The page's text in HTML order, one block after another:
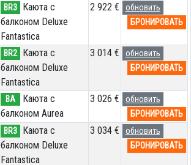
BR3
Каюта с
балконом Deluxe
Fantastica
2 922 €
обновить
БРОНИРОВАТЬ
BR2
Каюта с
балконом Deluxe
Fantastica
3 014 €
обновить
БРОНИРОВАТЬ
BA
Каюта с
балконом Aurea
3 026 €
обновить
БРОНИРОВАТЬ
BR3
Каюта с
балконом Deluxe
Fantastica
3 034 €
обновить
БРОНИРОВАТЬ